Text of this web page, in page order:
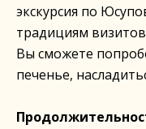
экскурсия по
традициям
Вы сможете
печенье,